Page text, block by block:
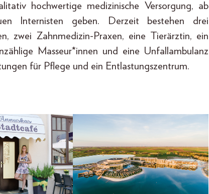
hochwertige medizinische Versorgung, ab
Internisten geben. Derzeit bestehen drei
zwei Zahnmedizin-Praxen, eine Tierärztin, ein
Masseur*innen und eine Unfallambulanz
für Pflege und ein Entlastungszentrum.